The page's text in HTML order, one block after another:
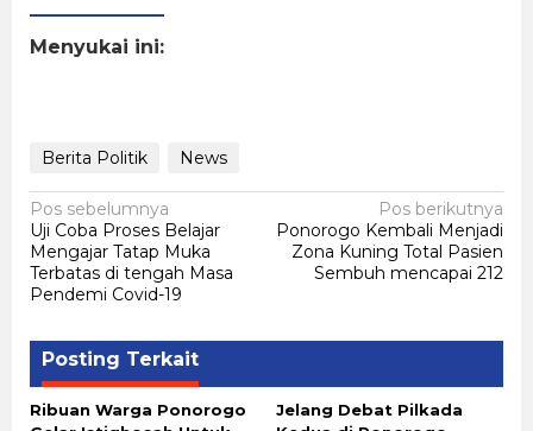
Menyukai ini:
Berita Politik News
Navigasi
pos
Pos sebelumnya
Uji Coba Proses Belajar
Mengajar Tatap Muka
Terbatas di tengah Masa
Pendemi Covid-19
Pos berikutnya
Ponorogo Kembali Menjadi
Zona Kuning Total Pasien
Sembuh mencapai 212
Posting Terkait
Ribuan Warga Ponorogo
Jelang Debat Pilkada